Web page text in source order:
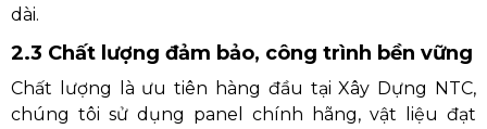
dài.
2.3 Chất lượng đảm bảo, công trình bền vững
Chất lượng là ưu tiên hàng đầu tại Xây Dựng NTC,
chúng tôi sử dụng panel chính hãng, vật liệu đạt